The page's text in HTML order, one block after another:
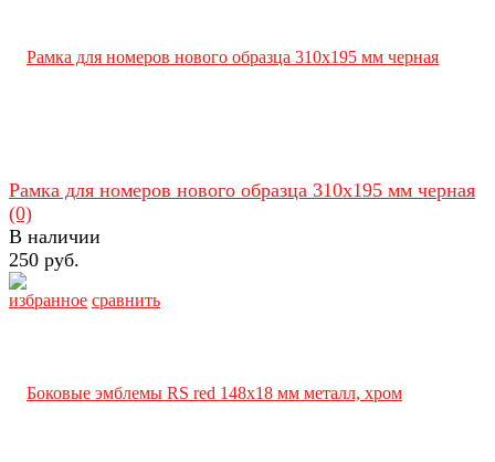
избранное сравнить
Рамка для номеров нового образца 310х195 мм черная
(0)
В наличии
250 руб.